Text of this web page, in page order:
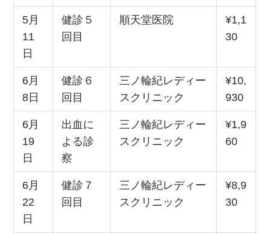
5月
11
日
健診５
回目
順天堂医院
¥1,1
30
6月
8日
健診６
回目
三ノ輪紀レディー
スクリニック
¥10,
930
6月
19
日
出血に
よる診
察
三ノ輪紀レディー
スクリニック
¥1,9
60
6月
22
日
健診７
回目
三ノ輪紀レディー
スクリニック
¥8,9
30